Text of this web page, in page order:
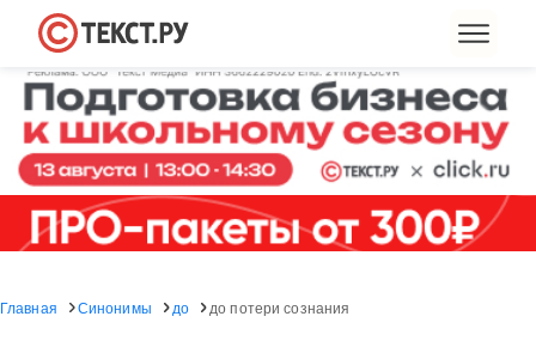
Главная Синонимы до до потери сознания